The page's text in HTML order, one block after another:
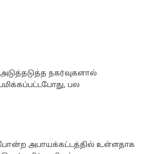
நகர்வுகளால்
பல
அபாயக்கட்டத்தில் உள்ளதாக